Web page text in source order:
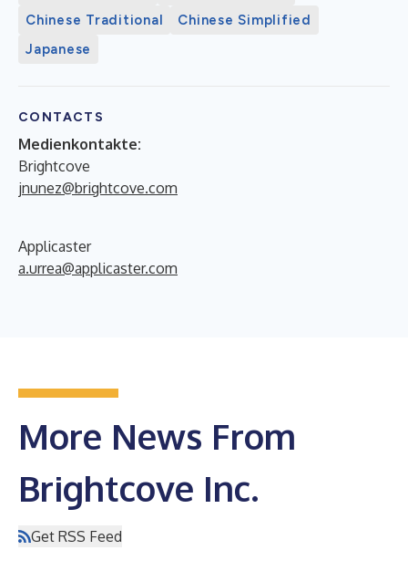
Chinese Traditional
Chinese Simplified
Japanese
CONTACTS
Medienkontakte:
Brightcove
jnunez@brightcove.com
Applicaster
a.urrea@applicaster.com
More News From
Brightcove Inc.
Get RSS Feed